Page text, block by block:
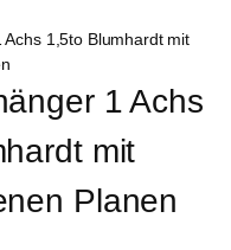
1 Achs
mit
Planen